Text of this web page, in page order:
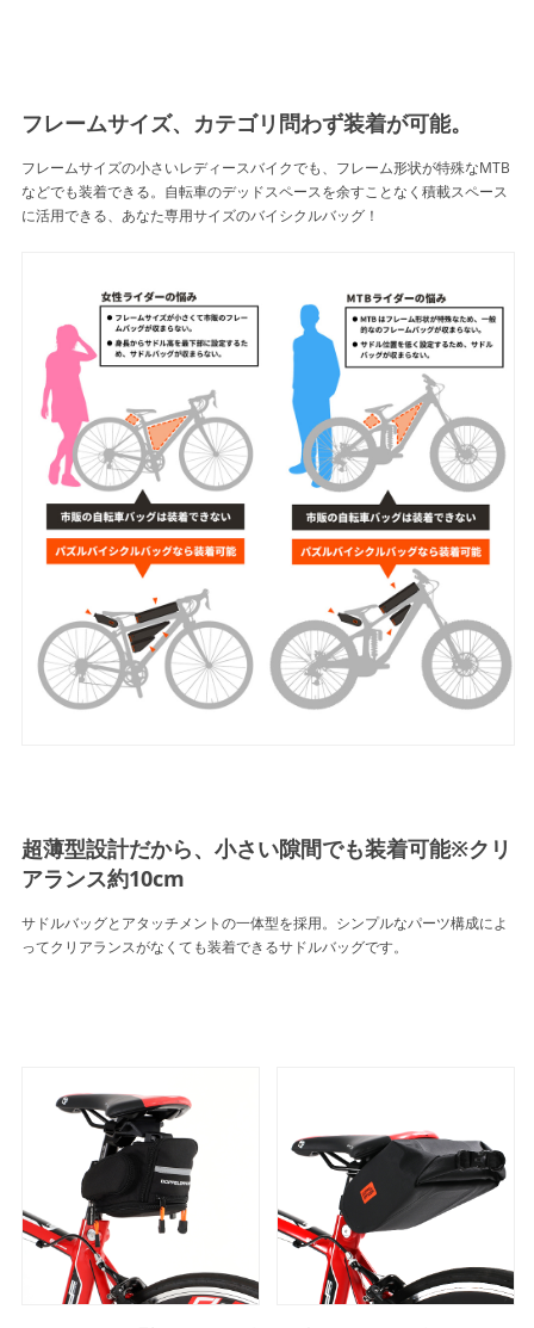
フレームサイズ、カテゴリ問わず装着が可能。
フレームサイズの小さいレディースバイクでも、フレーム形状が特殊なMTB
などでも装着できる。自転車のデッドスペースを余すことなく積載スペース
に活用できる、あなた専用サイズのバイシクルバッグ！
超薄型設計だから、小さい隙間でも装着可能※クリ
アランス約10cm
サドルバッグとアタッチメントの一体型を採用。シンプルなパーツ構成によ
ってクリアランスがなくても装着できるサドルバッグです。